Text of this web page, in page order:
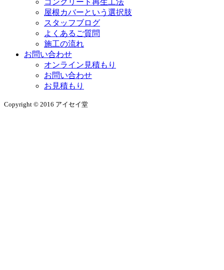
コンクリート再生工法
屋根カバーという選択肢
スタッフブログ
よくあるご質問
施工の流れ
お問い合わせ
オンライン見積もり
お問い合わせ
お見積もり
Copyright © 2016 アイセイ堂